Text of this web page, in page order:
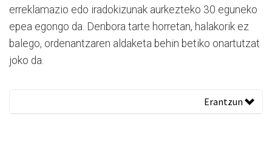
erreklamazio edo iradokizunak aurkezteko 30 eguneko
epea egongo da. Denbora tarte horretan, halakorik ez
balego, ordenantzaren aldaketa behin betiko onartutzat
joko da.
Erantzun